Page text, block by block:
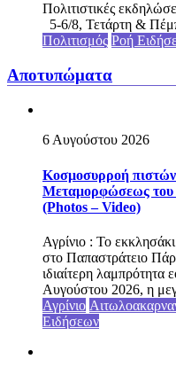
Πολιτιστικές
5-6/8, Τετάρτη &
Πολιτισμός Ροή
Αποτυπώματα
6 Αυγούστου 2026
Κοσμοσυρροή
Μεταμορφώσεως του
(Photos – Video)
Αγρίνιο : Το
στο Παπαστράτειο
ιδιαίτερη λαμπρότητα
Αυγούστου 2026, η
Αγρίνιο
Ειδήσεων